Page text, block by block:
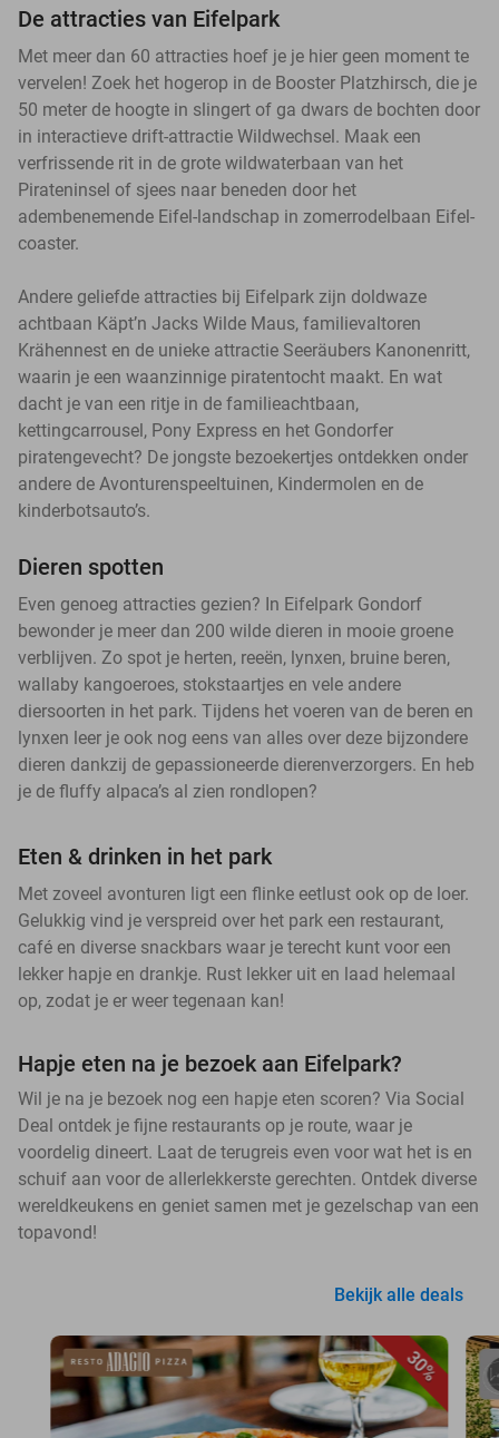
De attracties van Eifelpark
Met meer dan 60 attracties hoef je je hier geen moment te
vervelen! Zoek het hogerop in de Booster Platzhirsch, die je
50 meter de hoogte in slingert of ga dwars de bochten door
in interactieve drift-attractie Wildwechsel. Maak een
verfrissende rit in de grote wildwaterbaan van het
Pirateninsel of sjees naar beneden door het
adembenemende Eifel-landschap in zomerrodelbaan Eifel-
coaster.
Andere geliefde attracties bij Eifelpark zijn doldwaze
achtbaan Käpt’n Jacks Wilde Maus, familievaltoren
Krähennest en de unieke attractie Seeräubers Kanonenritt,
waarin je een waanzinnige piratentocht maakt. En wat
dacht je van een ritje in de familieachtbaan,
kettingcarrousel, Pony Express en het Gondorfer
piratengevecht? De jongste bezoekertjes ontdekken onder
andere de Avonturenspeeltuinen, Kindermolen en de
kinderbotsauto’s.
Dieren spotten
Even genoeg attracties gezien? In Eifelpark Gondorf
bewonder je meer dan 200 wilde dieren in mooie groene
verblijven. Zo spot je herten, reeën, lynxen, bruine beren,
wallaby kangoeroes, stokstaartjes en vele andere
diersoorten in het park. Tijdens het voeren van de beren en
lynxen leer je ook nog eens van alles over deze bijzondere
dieren dankzij de gepassioneerde dierenverzorgers. En heb
je de fluffy alpaca’s al zien rondlopen?
Eten & drinken in het park
Met zoveel avonturen ligt een flinke eetlust ook op de loer.
Gelukkig vind je verspreid over het park een restaurant,
café en diverse snackbars waar je terecht kunt voor een
lekker hapje en drankje. Rust lekker uit en laad helemaal
op, zodat je er weer tegenaan kan!
Hapje eten na je bezoek aan Eifelpark?
Wil je na je bezoek nog een hapje eten scoren? Via Social
Deal ontdek je fijne restaurants op je route, waar je
voordelig dineert. Laat de terugreis even voor wat het is en
schuif aan voor de allerlekkerste gerechten. Ontdek diverse
wereldkeukens en geniet samen met je gezelschap van een
topavond!
Bekijk alle deals
30%